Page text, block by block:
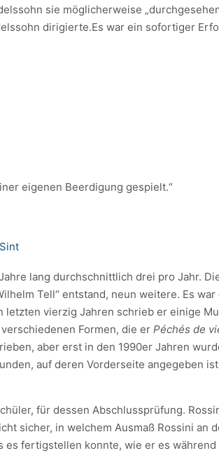
sie möglicherweise
dirigierte.Es war ein sofortiger
eigenen Beerdigung gespielt.“
lang durchschnittlich drei pro Jahr.
Tell“ entstand, neun weitere. Es
letzten vierzig Jahren schrieb er einige
Formen, die er Péchés de
aber erst in den 1990er Jahren
auf deren Vorderseite angegeben
für dessen Abschlussprüfung.
sicher, in welchem ​​Ausmaß Rossini an
fertigstellen konnte, wie er es während